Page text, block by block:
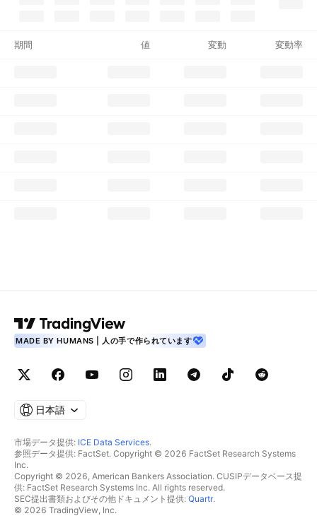
期間 値 変動 変動率
MADE BY HUMANS | 人の手で作られています
日本語
市場データ提供: ICE Data Services.
参照データ提供: FactSet. Copyright © 2026 FactSet Research Systems
Inc.
Copyright © 2026, American Bankers Association. CUSIPデータベース提
供: FactSet Research Systems Inc. All rights reserved.
SEC提出書類およびその他ドキュメント提供: Quartr.
© 2026 TradingView, Inc.